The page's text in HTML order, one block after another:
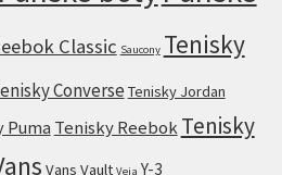
Classic Saucony Tenisky
Converse Tenisky Jordan
Puma Tenisky Reebok Tenisky
Vans Vault Veja Y-3